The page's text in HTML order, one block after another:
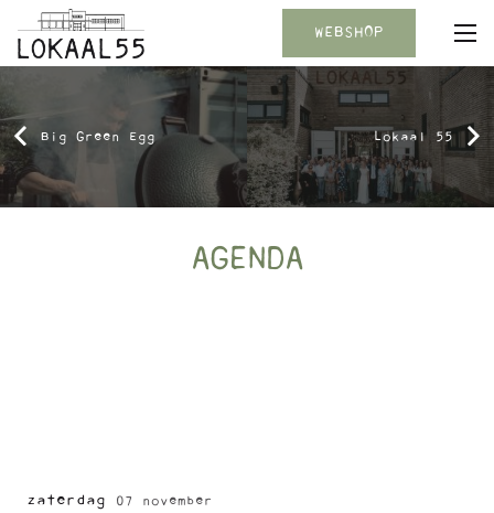
WEBSHOP
Big Green Egg Lokaal 55
AGENDA
zaterdag 07 november